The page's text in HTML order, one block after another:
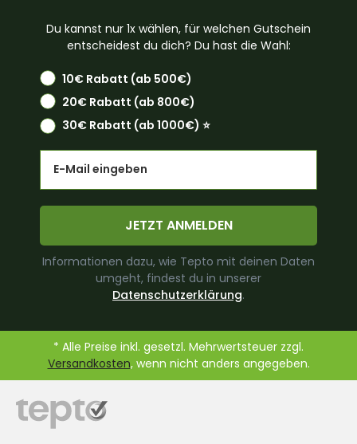
Du kannst nur 1x wählen, für welchen Gutschein
entscheidest du dich? Du hast die Wahl:
10€ Rabatt (ab 500€)
20€ Rabatt (ab 800€)
30€ Rabatt (ab 1000€) ⭐️
JETZT ANMELDEN
Informationen dazu, wie Tepto mit deinen Daten
umgeht, findest du in unserer
Datenschutzerklärung.
* Alle Preise inkl. gesetzl. Mehrwertsteuer zzgl.
Versandkosten, wenn nicht anders angegeben.